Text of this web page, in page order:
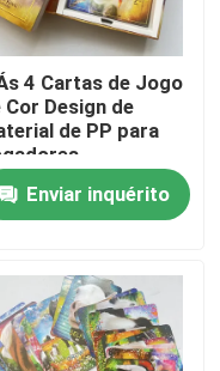
4 Cartas de Jogo
Cor Design de
de PP para
Enviar inquérito